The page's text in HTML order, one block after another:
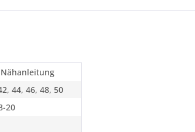
44, 46, 48, 50
20